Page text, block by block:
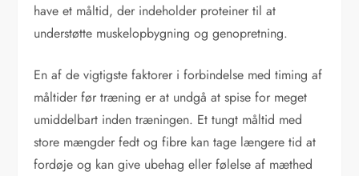
have et måltid, der indeholder proteiner til at
understøtte muskelopbygning og genopretning.
En af de vigtigste faktorer i forbindelse med timing af
måltider før træning er at undgå at spise for meget
umiddelbart inden træningen. Et tungt måltid med
store mængder fedt og fibre kan tage længere tid at
fordøje og kan give ubehag eller følelse af mæthed